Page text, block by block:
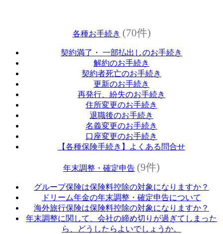
各種お手続き (70件)
契約満了・ 一部払出しのお手続き
解約のお手続き
契約者死亡のお手続き
更新のお手続き
再発行、紛失のお手続き
住所変更のお手続き
退職後のお手続き
名義変更のお手続き
口座変更のお手続き
【各種保険手続き】よくある問合せ
年末調整・確定申告 (9件)
グループ保険は保険料控除の対象になりますか？
ドリーム年金の年末調整・確定申告について
海外旅行保険は保険料控除の対象になりますか？
年末調整に関して、会社の締め切りが過ぎてしまった
ら、どうしたらよいでしょうか。